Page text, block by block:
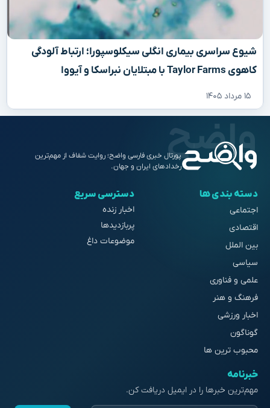
شیوع سراسری بیماری انگلی سیکلوسپورا؛ ارتباط آلودگی
کاهوی Taylor Farms با مبتلایان نبراسکا و آیووا
۱۵ مرداد ۱۴۰۵
پورتال خبری فارسی واضح؛ روایت شفاف از مهم‌ترین
رخدادهای ایران و جهان.
دسته بندی ها
اجتماعی
اقتصادی
بین الملل
سیاسی
علمی و فناوری
فرهنگ و هنر
اخبار ورزشی
گوناگون
محبوب ترین ها
دسترسی سریع
اخبار زنده
پربازدیدها
موضوعات داغ
خبرنامه
مهم‌ترین خبرها را در ایمیل دریافت کن.